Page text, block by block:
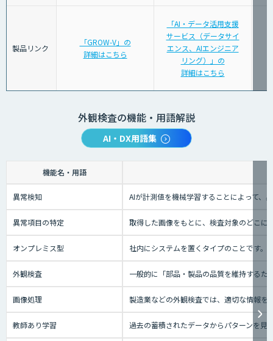
製品リンク
「GROW-V」の
詳細はこちら
「AI・データ活用支援
サービス（データサイ
エンス、AIエンジニア
リング）」の
詳細はこちら
外観検査の機能・用語解説
AI・DX用語集
機能名・用語
異常検知 AIが計測値を機械学習することによって、
異常項目の特定 取得した画像をもとに、検査対象のどこに
オンプレミス型 社内にシステムを置くタイプのことです
外観検査 一般的に「部品・製品の品質を維持する
画像処理 製造業などの外観検査では、適切な情報を
教師あり学習 過去の蓄積されたデータからパターンを見